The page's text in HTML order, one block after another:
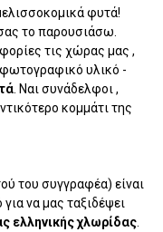
φυτά!
το παρουσιάσω.
τις χώρας μας ,
φωτογραφικό υλικό -
. Ναι συνάδελφοι ,
κομμάτι της
του συγγραφέα) είναι
να μας ταξιδέψει
ελληνικής χλωρίδας